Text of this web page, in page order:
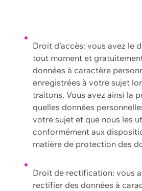
Droit d'accès: vous avez le
tout moment et
données à caractère
enregistrées à votre sujet
traitons. Vous avez ainsi la
quelles données
votre sujet et que nous les
conformément aux
matière de protection des
Droit de rectification: vous
rectifier des données à